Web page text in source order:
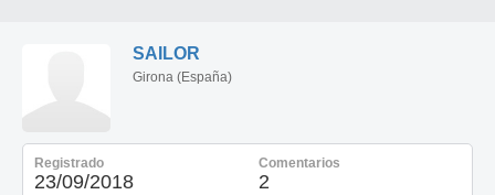
SAILOR
Girona (España)
Registrado
23/09/2018
Comentarios
2